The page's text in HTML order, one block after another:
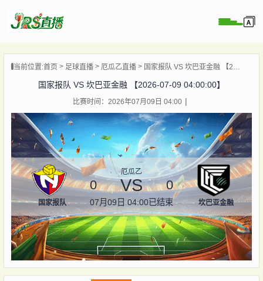
播
像
讯
直播
当前位置:首页 足球直播 厄瓜乙直播 国家报队 VS 坎巴亚金融 【2026-07-09 04:00:00】
国家报队 VS 坎巴亚金融 【2026-07-09 04:00:00】
比赛时间：2026年07月09日 04:00
国家报队
厄瓜乙
0 VS 0
07月09日 04:00已结束 坎巴亚金融